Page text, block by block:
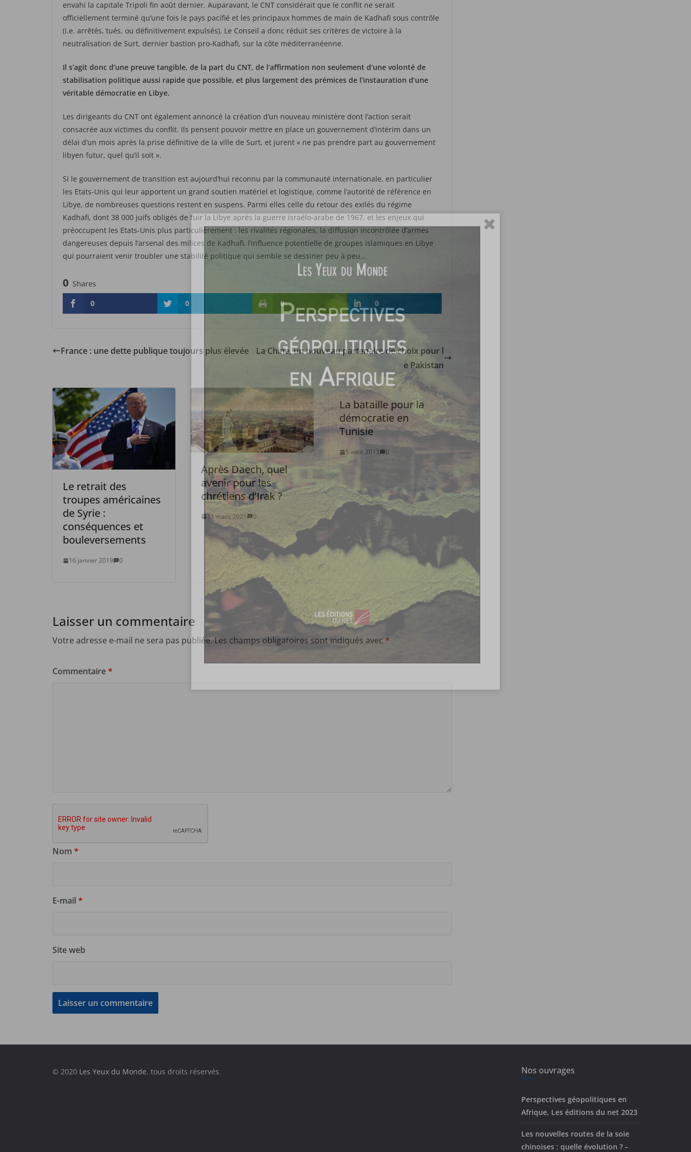
envahi la capitale Tripoli fin août dernier. Auparavant, le CNT considérait que le conflit ne serait
officiellement terminé qu’une fois le pays pacifié et les principaux hommes de main de Kadhafi sous contrôle
(i.e. arrêtés, tués, ou définitivement expulsés). Le Conseil a donc réduit ses critères de victoire à la
neutralisation de Surt, dernier bastion pro-Kadhafi, sur la côte méditerranéenne.
Il s’agit donc d’une preuve tangible, de la part du CNT, de l’affirmation non seulement d’une volonté de
stabilisation politique aussi rapide que possible, et plus largement des prémices de l’instauration d’une
véritable démocratie en Libye.
Les dirigeants du CNT ont également annoncé la création d’un nouveau ministère dont l’action serait
consacrée aux victimes du conflit. Ils pensent pouvoir mettre en place un gouvernement d’intérim dans un
délai d’un mois après la prise définitive de la ville de Surt, et jurent « ne pas prendre part au gouvernement
libyen futur, quel qu’il soit ».
Si le gouvernement de transition est aujourd’hui reconnu par la communauté internationale, en particulier
les Etats-Unis qui leur apportent un grand soutien matériel et logistique, comme l’autorité de référence en
Libye, de nombreuses questions restent en suspens. Parmi elles celle du retour des exilés du régime
Kadhafi, dont 38 000 juifs obligés de fuir la Libye après la guerre israélo-arabe de 1967, et les enjeux qui
préoccupent les Etats-Unis plus particulièrement : les rivalités régionales, la diffusion incontrôlée d’armes
dangereuses depuis l’arsenal des milices de Kadhafi, l’influence potentielle de groupes islamiques en Libye
qui pourraient venir troubler une stabilité politique qui semble se dessiner peu à peu…
0 Shares
0
0 0 0
France : une dette publique toujours plus élevée
La Chine, un nouveau partenaire de choix pour l
e Pakistan
Le retrait des
troupes américaines
de Syrie :
conséquences et
bouleversements
16 janvier 2019 0
Après Daech, quel
avenir pour les
chrétiens d’Irak ?
11 mars 2021 0
La bataille pour la
démocratie en
Tunisie
5 août 2013 0
Laisser un commentaire
Votre adresse e-mail ne sera pas publiée.Les champs obligatoires sont indiqués avec *
Commentaire*
Nom *
E-mail *
Site web
© 2020 Les Yeux du Monde, tous droits réservés. Nos ouvrages
Perspectives géopolitiques en
Afrique, Les éditions du net 2023
Les nouvelles routes de la soie
chinoises : quelle évolution ? –